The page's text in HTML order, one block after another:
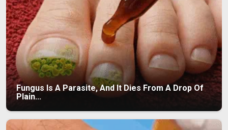
Fungus Is A Parasite, And It Dies From A Drop Of
Plain...